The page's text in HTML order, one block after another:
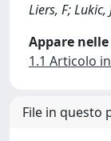
Liers, F;
Appare
1.1 Articolo
File in questo